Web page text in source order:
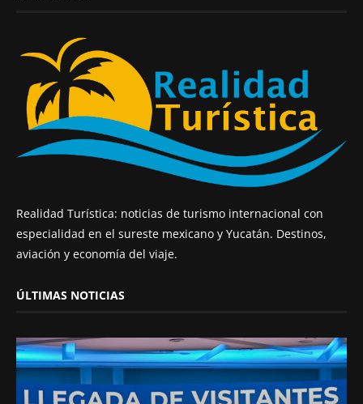
Realidad Turística: noticias de turismo internacional con
especialidad en el sureste mexicano y Yucatán. Destinos,
aviación y economía del viaje.
ÚLTIMAS NOTICIAS